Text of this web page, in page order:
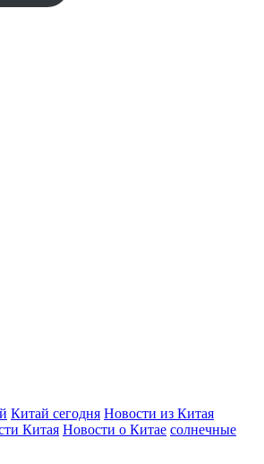
Китай сегодня Новости из Китая
Китая Новости о Китае солнечные